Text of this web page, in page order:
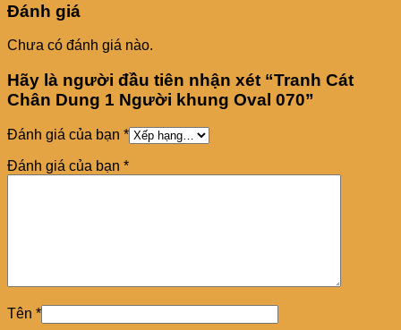
Đánh giá
Chưa có đánh giá nào.
Hãy là người đầu tiên nhận xét “Tranh Cát
Chân Dung 1 Người khung Oval 070”
Đánh giá của bạn *
Đánh giá của bạn *
Tên *